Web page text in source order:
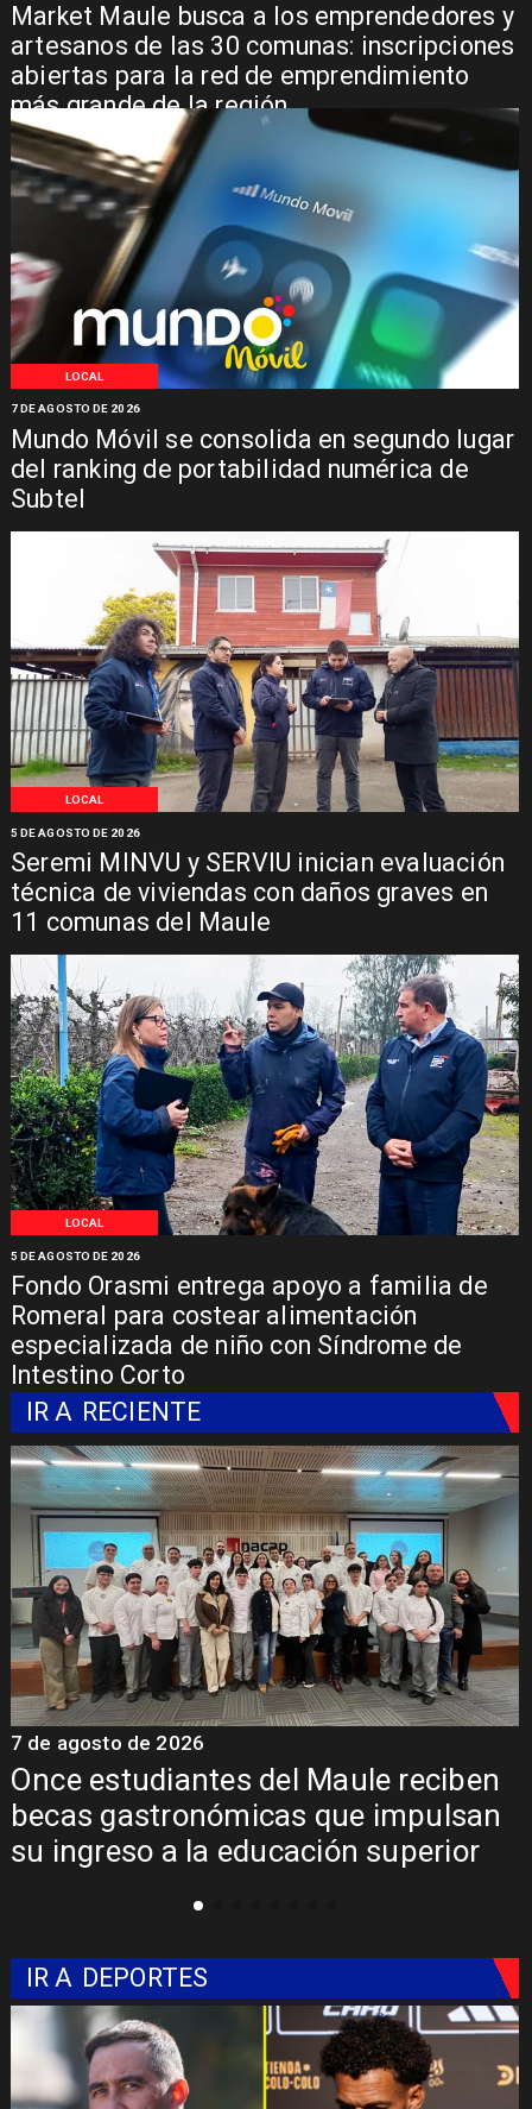
Market Maule busca a los emprendedores y
artesanos de las 30 comunas: inscripciones
abiertas para la red de emprendimiento
más grande de la región
LOCAL
Mundo Móvil se consolida en segundo lugar
del ranking de portabilidad numérica de
Subtel
7 DE AGOSTO DE 2026
LOCAL
Seremi MINVU y SERVIU inician evaluación
técnica de viviendas con daños graves en
11 comunas del Maule
5 DE AGOSTO DE 2026
LOCAL
Fondo Orasmi entrega apoyo a familia de
Romeral para costear alimentación
especializada de niño con Síndrome de
Intestino Corto
5 DE AGOSTO DE 2026
IR A RECIENTE
Álvarez-Salamanca lidera la apuesta
regional para consolidar el Paso
Pehuenche como alternativa a Los
7 de agosto de 2026
IR A DEPORTES